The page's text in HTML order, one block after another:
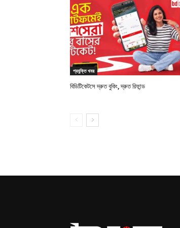
প্রযুক্তি খবর
বিডিটিকেটসে দ্রুত বুকিং, দ্রুত রিফান্ড